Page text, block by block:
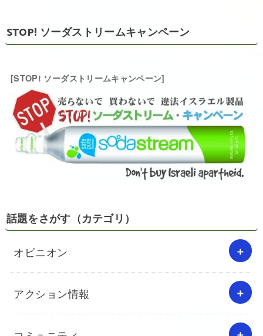
STOP! ソーダストリームキャンペーン
[STOP! ソーダストリームキャンペーン]
話題をさがす（カテゴリ）
オピニオン
アクション情報